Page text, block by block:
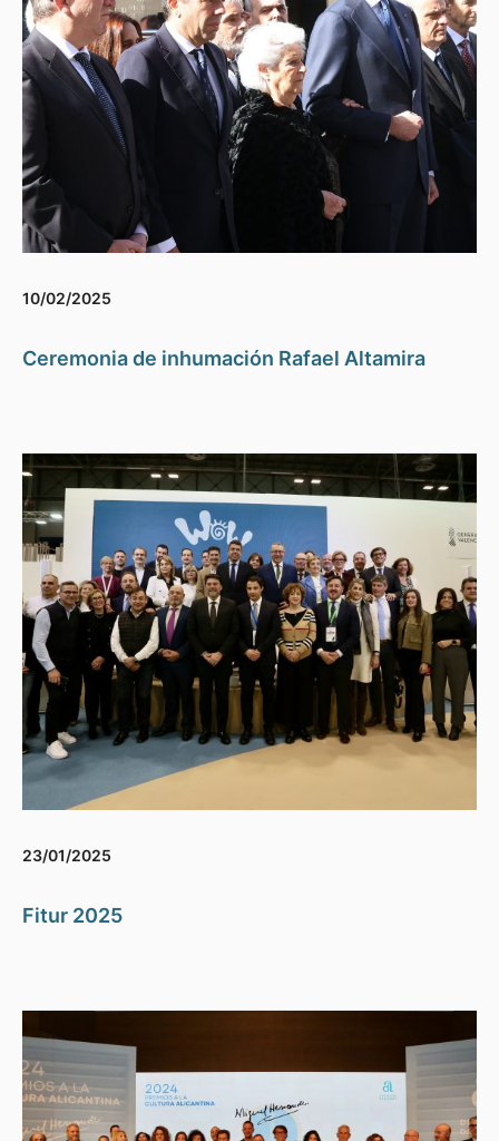
10/02/2025
Ceremonia de inhumación Rafael Altamira
23/01/2025
Fitur 2025